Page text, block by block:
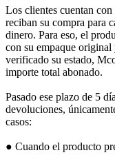
Los clientes cuentan
reciban su compra para
dinero. Para eso, el
con su empaque
verificado su estado,
importe total abonado.
Pasado ese plazo de 5
devoluciones,
casos:
● Cuando el producto